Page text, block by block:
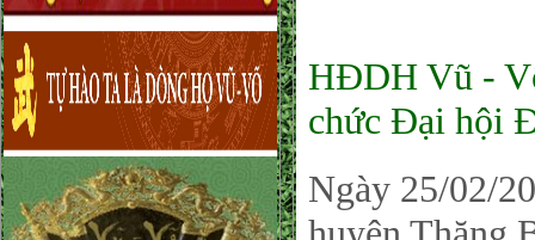
HĐDH Vũ -
chức Đại hội
Ngày 25/02/